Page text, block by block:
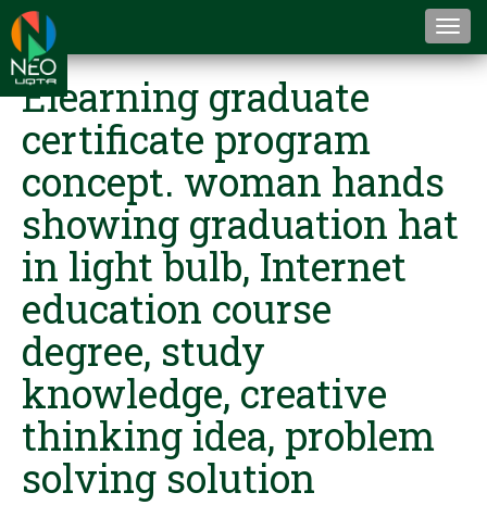
Elearning graduate
certificate program
concept. woman hands
showing graduation hat
in light bulb, Internet
education course
degree, study
knowledge, creative
thinking idea, problem
solving solution